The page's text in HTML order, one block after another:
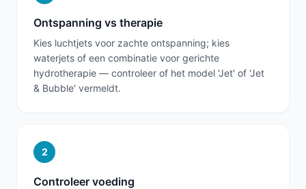
Ontspanning vs therapie
Kies luchtjets voor zachte ontspanning; kies
waterjets of een combinatie voor gerichte
hydrotherapie — controleer of het model 'Jet' of 'Jet
& Bubble' vermeldt.
2
Controleer voeding